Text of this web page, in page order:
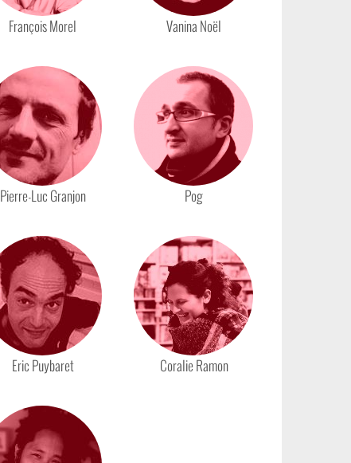
François Morel Vanina Noël
Pierre-Luc Granjon Pog
Eric Puybaret Coralie Ramon